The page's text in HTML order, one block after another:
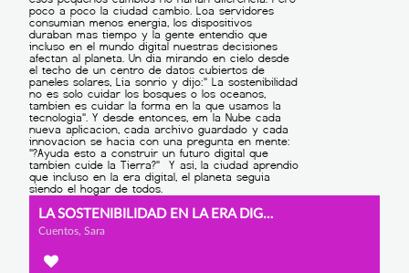
LA SOSTENIBILIDAD EN LA ERA DIGITAL
Cuentos, Sara